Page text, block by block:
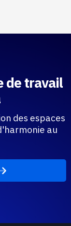
de travail
des espaces
au